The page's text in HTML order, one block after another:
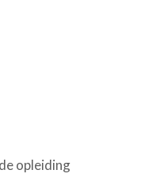
opleiding